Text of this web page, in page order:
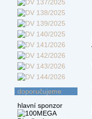
doporučujeme
hlavní sponzor